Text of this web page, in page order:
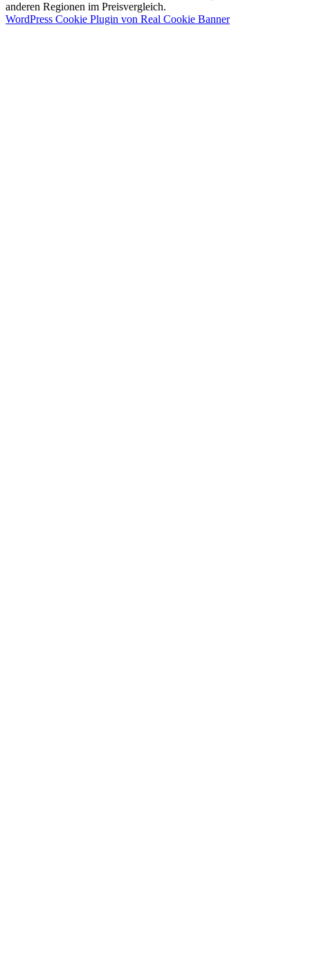
anderen Regionen im Preisvergleich.
WordPress Cookie Plugin von Real Cookie Banner